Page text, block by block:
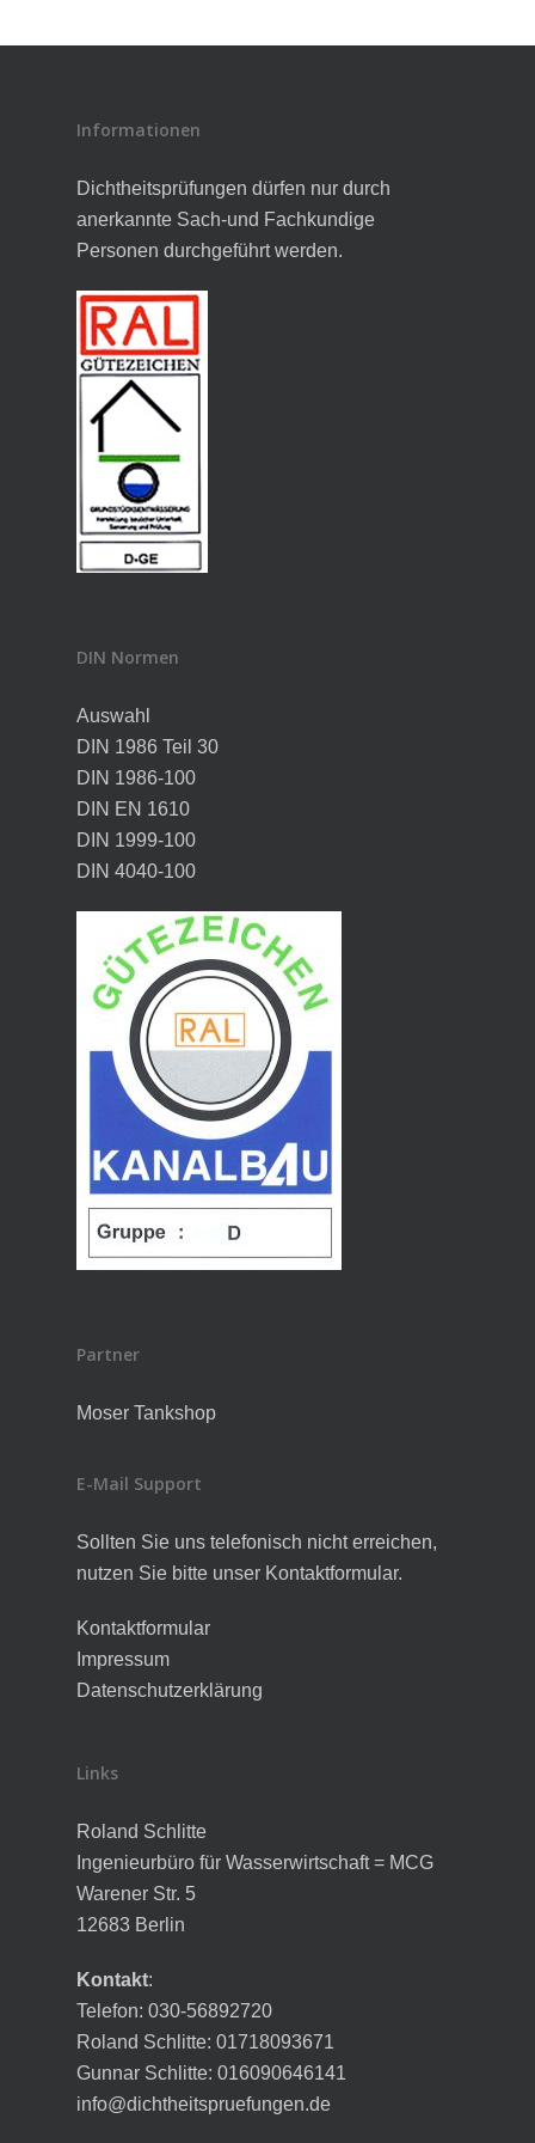
Informationen
Dichtheitsprüfungen dürfen nur durch
anerkannte Sach-und Fachkundige
Personen durchgeführt werden.
DIN Normen
Auswahl
DIN 1986 Teil 30
DIN 1986-100
DIN EN 1610
DIN 1999-100
DIN 4040-100
Partner
Moser Tankshop
E-Mail Support
Sollten Sie uns telefonisch nicht erreichen,
nutzen Sie bitte unser Kontaktformular.
Kontaktformular
Impressum
Datenschutzerklärung
Links
Roland Schlitte
Ingenieurbüro für Wasserwirtschaft = MCG
Warener Str. 5
12683 Berlin
Kontakt:
Telefon: 030-56892720
Roland Schlitte: 01718093671
Gunnar Schlitte: 016090646141
info@dichtheitspruefungen.de